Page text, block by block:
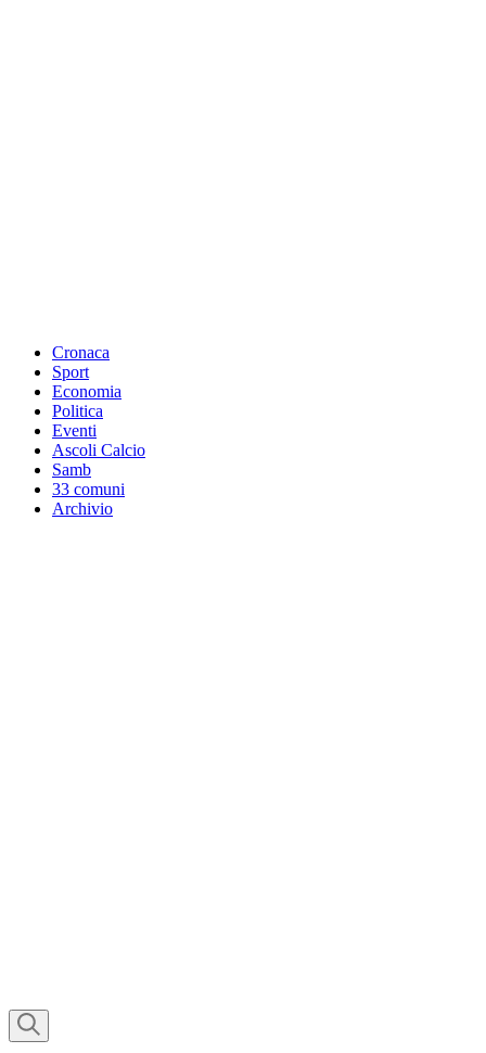
Cronaca
Sport
Economia
Politica
Eventi
Ascoli Calcio
Samb
33 comuni
Archivio